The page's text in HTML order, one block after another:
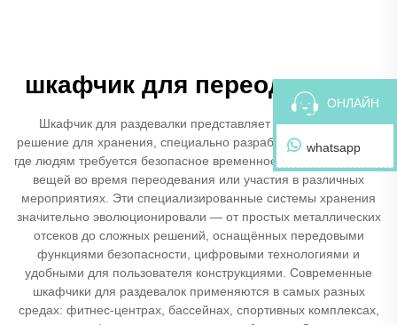
шкафчик для переодевания
Шкафчик для раздевалки представляет собой базовое
решение для хранения, специально разработанное для сред,
где людям требуется безопасное временное хранение личных
вещей во время переодевания или участия в различных
мероприятиях. Эти специализированные системы хранения
значительно эволюционировали — от простых металлических
отсеков до сложных решений, оснащённых передовыми
функциями безопасности, цифровыми технологиями и
удобными для пользователя конструкциями. Современные
шкафчики для раздевалок применяются в самых разных
средах: фитнес-центрах, бассейнах, спортивных комплексах,
ОНЛАЙН
whatsapp